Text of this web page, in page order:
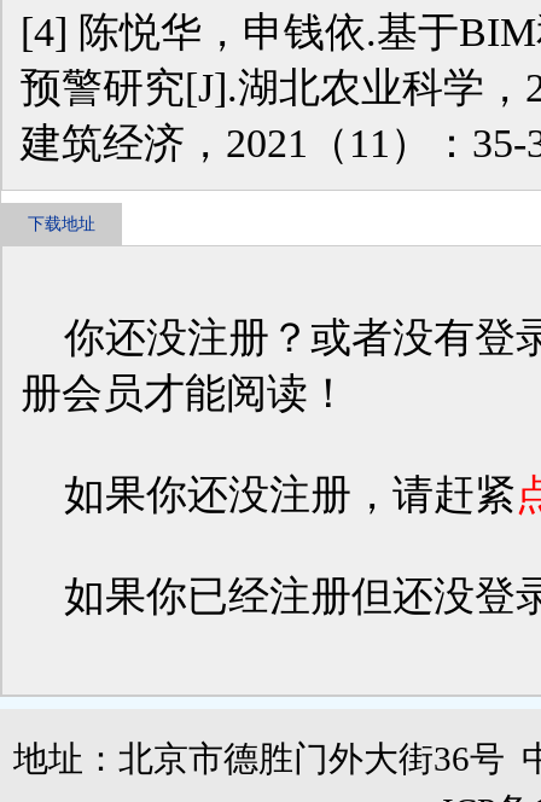
[4] 陈悦华，申钱依.基于
预警研究[J].湖北农业科学，
建筑经济，2021（11）：35-
下载地址
你还没注册？或者没有登
册会员才能阅读！
如果你还没注册，请赶紧
如果你已经注册但还没登
地址：北京市德胜门外大街36